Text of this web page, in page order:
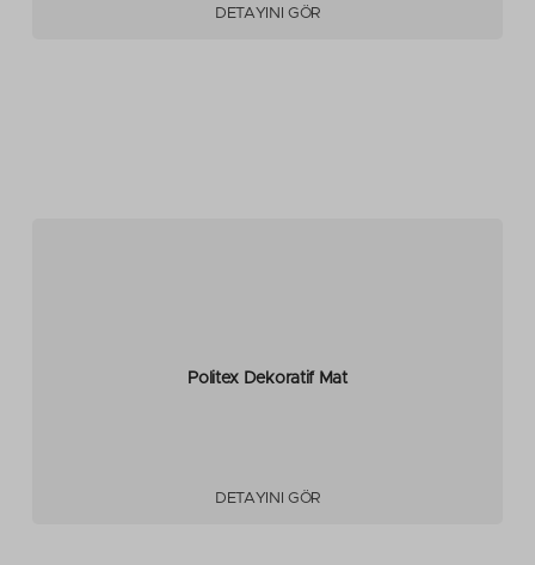
DETAYINI GÖR
Politex Dekoratif Mat
DETAYINI GÖR